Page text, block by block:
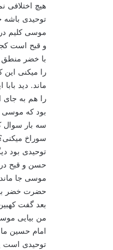
هیچ اختلافی
توحیدی باشه
موسی کلیم
و قبح است
با خضر منطق
را میکنی
ماند. دید
را هم به
بود که موسی
سه بار سوال
سوراخ
توحیدی بود
حسن و قبح در
موسی جا
حضرت خضر
بعد گفت
من بیایی
امام حسین
توحیدی است